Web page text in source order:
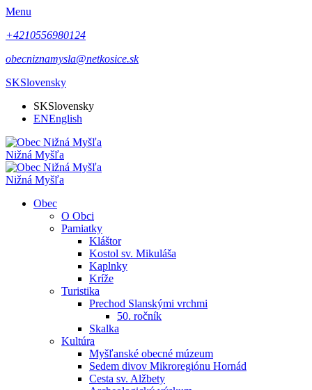
Menu
+4210556980124
obecniznamysla@netkosice.sk
SKSlovensky
SKSlovensky
ENEnglish
Nižná Myšľa
Nižná Myšľa
Obec
O Obci
Pamiatky
Kláštor
Kostol sv. Mikuláša
Kaplnky
Kríže
Turistika
Prechod Slanskými vrchmi
50. ročník
Skalka
Kultúra
Myšľanské obecné múzeum
Sedem divov Mikroregiónu Hornád
Cesta sv. Alžbety